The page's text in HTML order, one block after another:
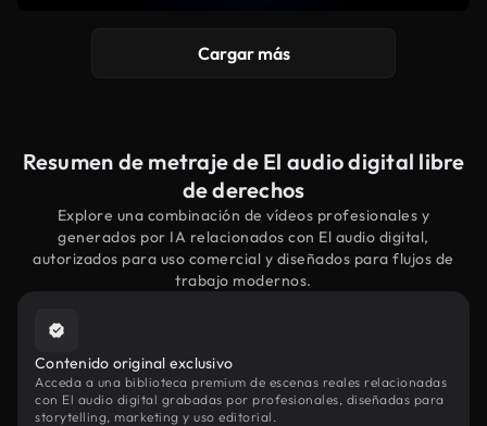
Cargar más
Resumen de metraje de El audio digital libre
de derechos
Explore una combinación de vídeos profesionales y
generados por IA relacionados con El audio digital,
autorizados para uso comercial y diseñados para flujos de
trabajo modernos.
Contenido original exclusivo
Acceda a una biblioteca premium de escenas reales relacionadas
con El audio digital grabadas por profesionales, diseñadas para
storytelling, marketing y uso editorial.